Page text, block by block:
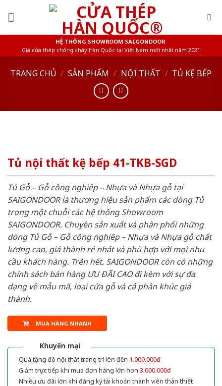
HỆ THỐNG SHOWROOM SAIGONDOOR
Giá cửa thép chống cháy Hàn Quốc tại Việt Nam mới nhất năm 2021
TRANG CHỦ / SẢN PHẨM / NỘI THẤT / TỦ KỆ BẾP
Tủ nội thất kệ bếp 41-TKB-SGD
Tủ Gỗ – Gỗ công nghiêp – Nhựa và Nhựa gỗ tại
SAIGONDOOR là thương hiệu sản phẩm các dòng Tủ
trong một chuỗi các hệ thống Showroom
SAIGONDOOR. Chuyên sản xuất và phân phối những
dòng Tủ Gỗ – Gỗ công nghiêp – Nhựa và Nhựa gỗ chất
lượng cao, giá thành rẻ nhất và phù hợp với mọi nhu
cầu khách hàng. Trên hết, SAIGONDOOR còn có những
chính sách bán hàng ƯU ĐÃI CAO đi kèm với sự đa
dạng về mẫu mã, loại cửa gỗ và cả phân khúc giá
thành.
MUA HÀNG NHANH
Khuyến mại
Quà tặng đồ nội thất trang trí lên đến 1.000.000đ
Giảm trực tiếp khi mua đơn hàng lớn hơn 3.000.000đ
Nhiều ưu đãi lớn khi đăng ký tài khoản thành viên thân thiết